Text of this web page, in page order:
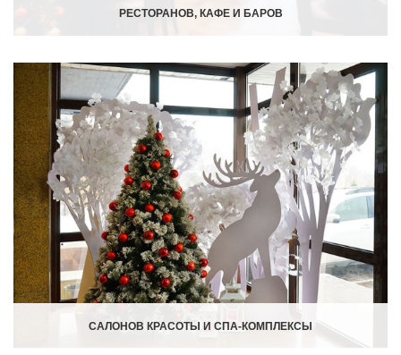
РЕСТОРАНОВ, КАФЕ И БАРОВ
САЛОНОВ КРАСОТЫ И СПА-КОМПЛЕКСЫ